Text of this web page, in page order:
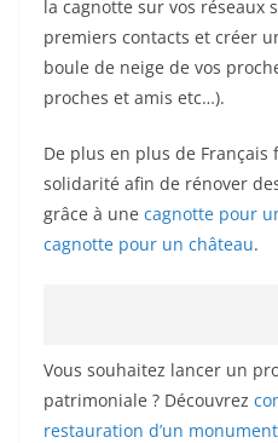
la cagnotte sur vos réseaux
premiers contacts et créer
boule de neige de vos
proches et amis etc…).
De plus en plus de
solidarité afin de rénover
grâce à une cagnotte pour
cagnotte pour un château.
Vous souhaitez lancer un
patrimoniale ? Découvrez
restauration d’un monument